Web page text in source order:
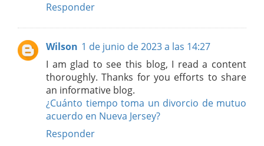
Responder
Wilson 1 de junio de 2023 a las 14:27
I am glad to see this blog, I read a content
thoroughly. Thanks for you efforts to share
an informative blog.
¿Cuánto tiempo toma un divorcio de mutuo
acuerdo en Nueva Jersey?
Responder